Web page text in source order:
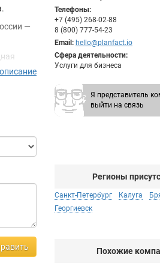
Телефоны:
+7 (495) 268-02-88
8 (800) 777-54-23
Email: hello@planfact.io
Сфера деятельности:
Услуги для бизнеса
Я представитель
выйти на связь
Регионы
Санкт-Петербург Калуга
Георгиевск
Похожие
—